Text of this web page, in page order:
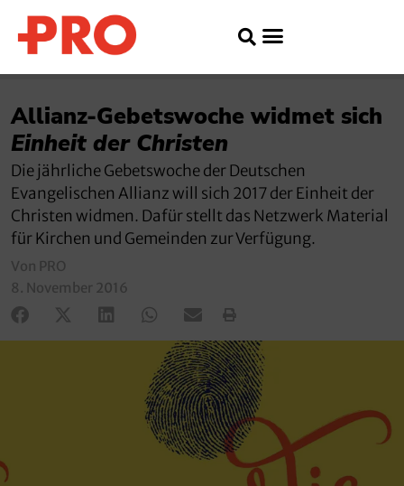
Allianz-Gebetswoche widmet sich
Einheit der Christen
Die jährliche Gebetswoche der Deutschen
Evangelischen Allianz will sich 2017 der Einheit der
Christen widmen. Dafür stellt das Netzwerk Material
für Kirchen und Gemeinden zur Verfügung.
Von PRO
8. November 2016